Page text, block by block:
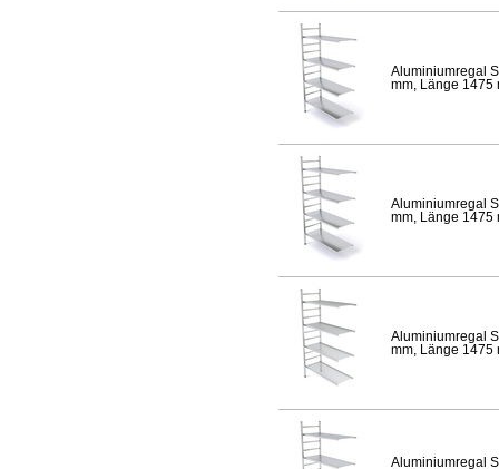
Aluminiumregal
mm, Länge 1475
Aluminiumregal
mm, Länge 1475
Aluminiumregal
mm, Länge 1475
Aluminiumregal